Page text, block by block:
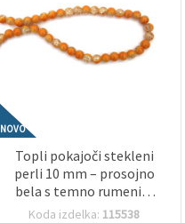
NOVO
Topli pokajoči stekleni
perli 10 mm – prosojno
bela s temno rumenim
premazom, luknja 1 mm,
Koda izdelka: 115538